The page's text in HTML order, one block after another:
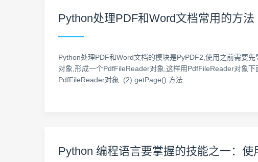
Python处理PDF和Word文档常用的方法
Python处理PDF和Word文档的模块是PyPDF2,使用之前需要
对象,形成一个PdfFileReader对象,这样用PdfFileReader对象
PdfFileReader对象. (2).getPage() 方法:
Python 编程语言要掌握的技能之一：